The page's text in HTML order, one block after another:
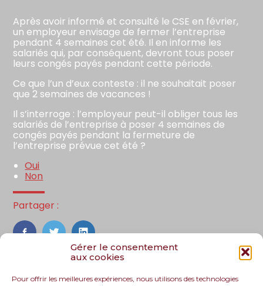
Gérer le consentement
aux cookies
Pour offrir les meilleures expériences, nous utilisons des technologies
Après avoir informé et consulté le CSE en février,
un employeur envisage de fermer l’entreprise
pendant 4 semaines cet été. Il en informe les
salariés qui, par conséquent, devront tous poser
leurs congés payés pendant cette période.
Ce que l’un d’eux conteste : il ne souhaitait poser
que 2 semaines de vacances !
Il s’interroge : l’employeur peut-il obliger tous les
salariés de l’entreprise à poser 4 semaines de
congés payés pendant la fermeture de
l’entreprise prévue cet été ?
Oui
Non
Partager :
FaceBook
TwitterLinkedIn